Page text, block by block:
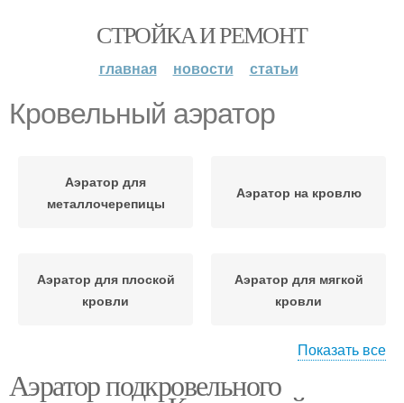
СТРОЙКА И РЕМОНТ
главная новости статьи
Кровельный аэратор
Аэратор для
металлочерепицы
Аэратор на кровлю
Аэратор для плоской
кровли
Аэратор для мягкой
кровли
кровле
Аэратор для кровли
Показать все
Аэратор подкровельного